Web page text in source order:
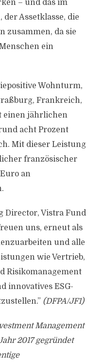
– und das im
Assetklasse, die
zusammen, da sie
ein
Wohnturm,
Frankreich,
einen jährlichen
acht Prozent
Mit dieser Leistung
französischer
an
Director, Vistra Fund
uns, erneut als
und alle
wie Vertrieb,
Risikomanagement
innovatives ESG-
(DFPA/JF1)
Management
2017 gegründet